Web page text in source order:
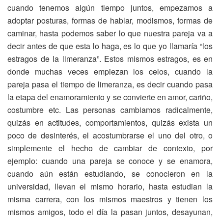
cuando tenemos algún tiempo juntos, empezamos a
adoptar posturas, formas de hablar, modismos, formas de
caminar, hasta podemos saber lo que nuestra pareja va a
decir antes de que esta lo haga, es lo que yo llamaría “los
estragos de la limeranza”. Estos mismos estragos, es en
donde muchas veces empiezan los celos, cuando la
pareja pasa el tiempo de limeranza, es decir cuando pasa
la etapa del enamoramiento y se convierte en amor, cariño,
costumbre etc. Las personas cambiamos radicalmente,
quizás en actitudes, comportamientos, quizás exista un
poco de desinterés, el acostumbrarse el uno del otro, o
simplemente el hecho de cambiar de contexto, por
ejemplo: cuando una pareja se conoce y se enamora,
cuando aún están estudiando, se conocieron en la
universidad, llevan el mismo horario, hasta estudian la
misma carrera, con los mismos maestros y tienen los
mismos amigos, todo el día la pasan juntos, desayunan,